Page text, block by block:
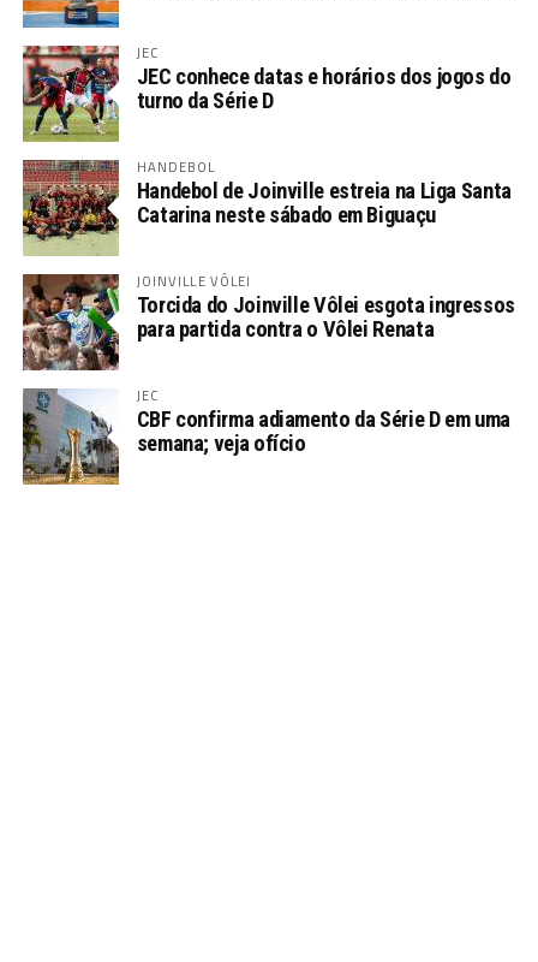
JEC
JEC conhece datas e horários dos jogos do
turno da Série D
HANDEBOL
Handebol de Joinville estreia na Liga Santa
Catarina neste sábado em Biguaçu
JOINVILLE VÔLEI
Torcida do Joinville Vôlei esgota ingressos
para partida contra o Vôlei Renata
JEC
CBF confirma adiamento da Série D em uma
semana; veja ofício